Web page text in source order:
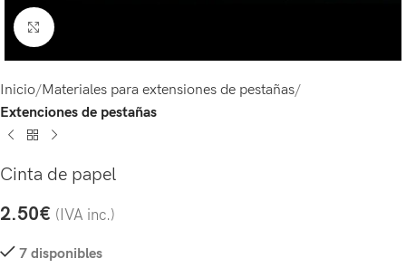
Click to enlarge
Inicio Materiales para extensiones de pestañas
Extenciones de pestañas
Cinta de papel
2.50€ (IVA inc.)
7 disponibles